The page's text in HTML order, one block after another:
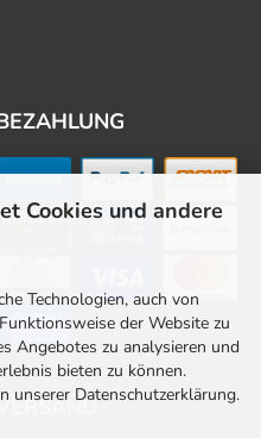
Cookies und andere
Technologien, auch von
der Website zu
Angebotes zu analysieren und
bieten zu können.
unserer Datenschutzerklärung.